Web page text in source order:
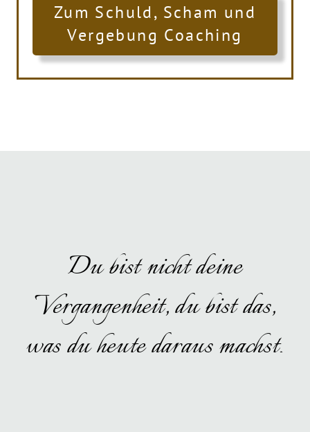
Zum Schuld, Scham und
Vergebung Coaching
Du bist nicht deine
Vergangenheit, du bist das,
was du heute daraus machst.